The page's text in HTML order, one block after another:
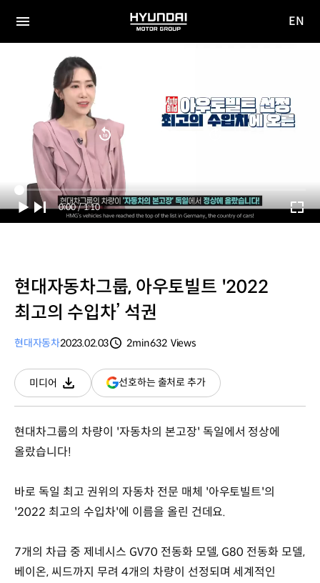
전체
HYUNDAI
MOTOR
EN
Current
Time
0:00 / Duration
1:10
현대자동차그룹, 아우토빌트 '2022
최고의 수입차’ 석권
현대자동차2023.02.03
2min632 Views
미디어
다운로드
선호하는 출처로 추가(새
창
현대차그룹의 차량이 '자동차의 본고장' 독일에서 정상에
올랐습니다!
바로 독일 최고 권위의 자동차 전문 매체 '아우토빌트'의
'2022 최고의 수입차'에 이름을 올린 건데요.
7개의 차급 중 제네시스 GV70 전동화 모델, G80 전동화 모델,
베이온, 씨드까지 무려 4개의 차량이 선정되며 세계적인